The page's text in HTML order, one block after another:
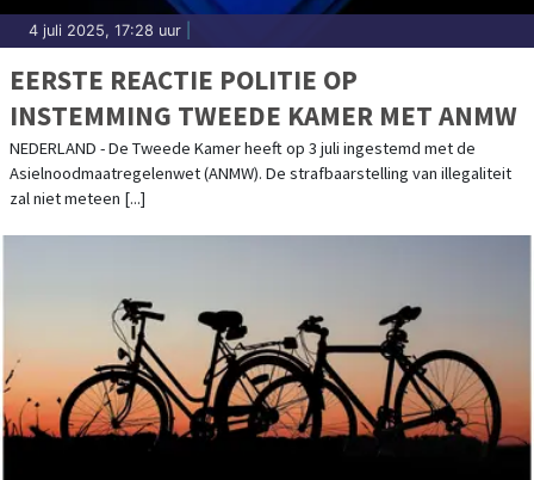
4 juli 2025, 17:28 uur
EERSTE REACTIE POLITIE OP
INSTEMMING TWEEDE KAMER MET ANMW
NEDERLAND - De Tweede Kamer heeft op 3 juli ingestemd met de
Asielnoodmaatregelenwet (ANMW). De strafbaarstelling van illegaliteit
zal niet meteen [...]